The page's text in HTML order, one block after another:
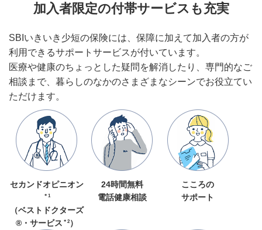
加入者限定の付帯サービスも充実
SBIいきいき少短の保険には、保障に加えて加入者の方が
利用できるサポートサービスが付いています。
医療や健康のちょっとした疑問を解消したり、専門的なご
相談まで、暮らしのなかのさまざまなシーンでお役立てい
ただけます。
セカンドオピニオン
＊1
（ベストドクターズ
®・サービス ＊2）
24時間無料
電話健康相談
こころの
サポート